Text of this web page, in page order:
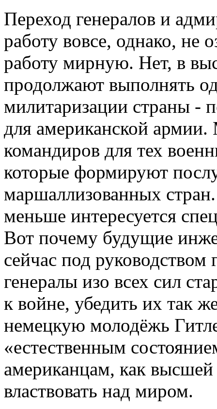
Переход генералов и
работу вовсе, однако, не
работу мирную. Нет, в
продолжают выполнять
милитаризации страны -
для американской
командиров для тех
которые формируют
маршаллизованных
меньше интересуется
Вот почему будущие
сейчас под
генералы изо всех сил
к войне, убедить их так
немецкую молодёжь
«естественным
американцам, как высшей
властвовать над миром.